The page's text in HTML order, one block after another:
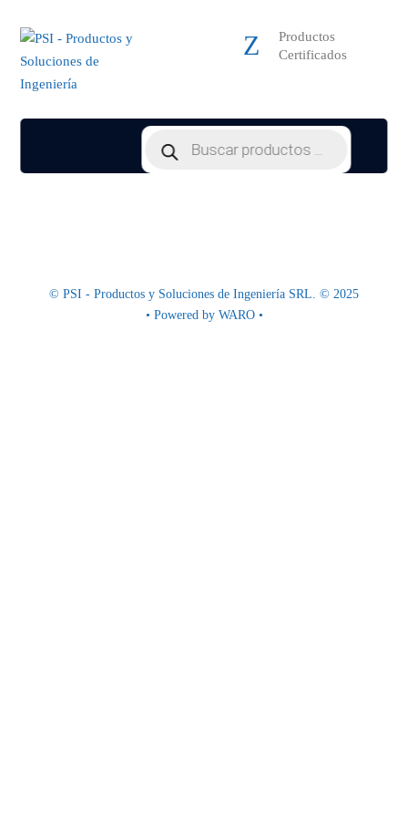
Productos
Certificados
search
© PSI - Productos y Soluciones de Ingeniería SRL. © 2025
• Powered by WARO •